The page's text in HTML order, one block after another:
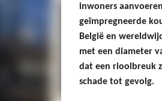
inwoners
geïmpregneerde
België en
met een diameter
dat een rioolbreuk
schade tot gevolg.